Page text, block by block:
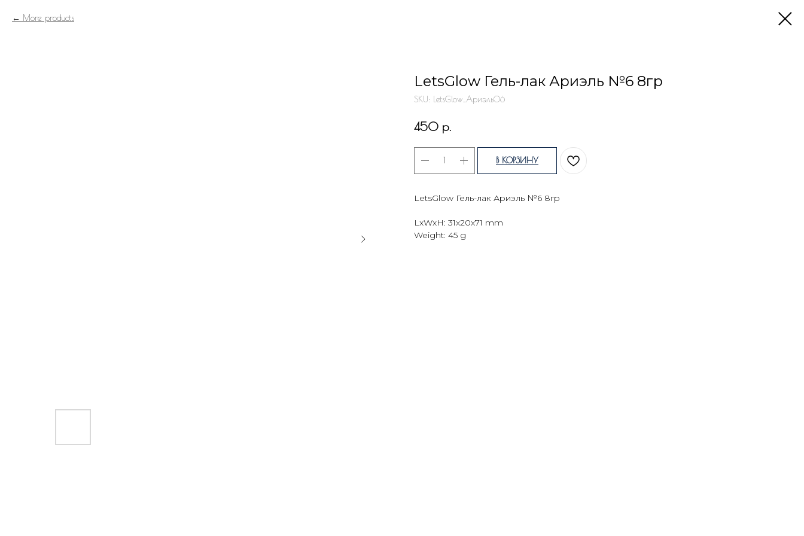
More products
LetsGlow Гель-лак Ариэль №6 8гр
SKU: LetsGlow_Ариэль06
450 р.
В КОРЗИНУ
LetsGlow Гель-лак Ариэль №6 8гр
LxWxH: 31x20x71 mm
Weight: 45 g